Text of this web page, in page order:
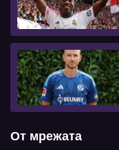
От мрежата